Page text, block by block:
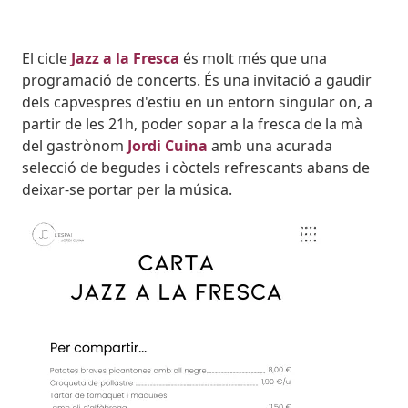
El cicle Jazz a la Fresca és molt més que una
programació de concerts. És una invitació a gaudir
dels capvespres d'estiu en un entorn singular on, a
partir de les 21h, poder sopar a la fresca de la mà
del gastrònom Jordi Cuina amb una acurada
selecció de begudes i còctels refrescants abans de
deixar-se portar per la música.
Image